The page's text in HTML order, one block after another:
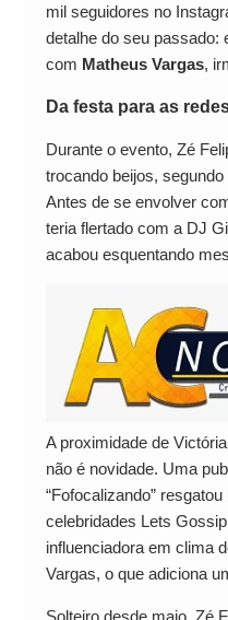
mil seguidores no
detalhe do seu passado:
com Matheus Vargas,
Da festa para as
Durante o evento, Zé
trocando beijos,
Antes de se envolver
teria flertado com a DJ
acabou esquentando
A proximidade de
não é novidade. Uma
“Fofocalizando”
celebridades Lets
influenciadora em clima
Vargas, o que adiciona
Solteiro desde maio, Zé